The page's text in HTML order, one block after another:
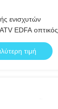
ενισχυτών
EDFA οπτικός
τιμή